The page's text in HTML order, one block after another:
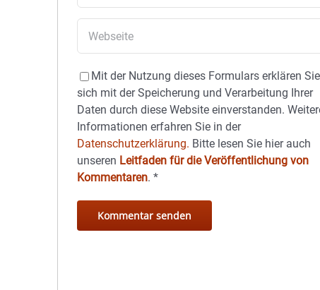
Mit der Nutzung dieses Formulars erklären Sie
sich mit der Speicherung und Verarbeitung Ihrer
Daten durch diese Website einverstanden.
Informationen erfahren Sie in der
Datenschutzerklärung. Bitte lesen Sie hier auch
unseren Leitfaden für die Veröffentlichung von
Kommentaren.*